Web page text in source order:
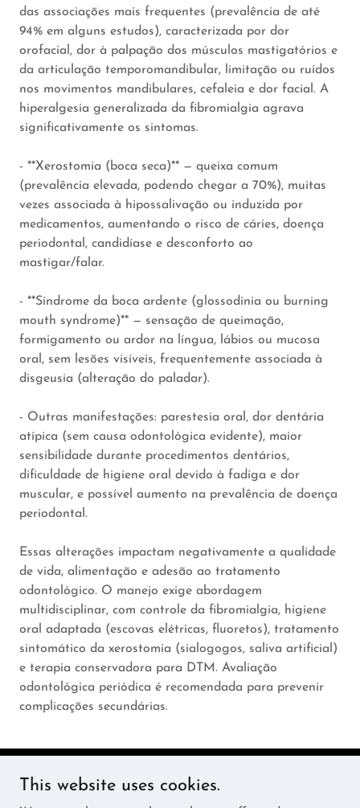
das associações mais frequentes (prevalência de até
94% em alguns estudos), caracterizada por dor
orofacial, dor à palpação dos músculos mastigatórios e
da articulação temporomandibular, limitação ou ruídos
nos movimentos mandibulares, cefaleia e dor facial. A
hiperalgesia generalizada da fibromialgia agrava
significativamente os sintomas.
- **Xerostomia (boca seca)** — queixa comum
(prevalência elevada, podendo chegar a 70%), muitas
vezes associada à hipossalivação ou induzida por
medicamentos, aumentando o risco de cáries, doença
periodontal, candidíase e desconforto ao
mastigar/falar.
- **Síndrome da boca ardente (glossodinia ou burning
mouth syndrome)** — sensação de queimação,
formigamento ou ardor na língua, lábios ou mucosa
oral, sem lesões visíveis, frequentemente associada à
disgeusia (alteração do paladar).
- Outras manifestações: parestesia oral, dor dentária
atípica (sem causa odontológica evidente), maior
sensibilidade durante procedimentos dentários,
dificuldade de higiene oral devido à fadiga e dor
muscular, e possível aumento na prevalência de doença
periodontal.
Essas alterações impactam negativamente a qualidade
de vida, alimentação e adesão ao tratamento
odontológico. O manejo exige abordagem
multidisciplinar, com controle da fibromialgia, higiene
oral adaptada (escovas elétricas, fluoretos), tratamento
sintomático da xerostomia (sialogogos, saliva artificial)
e terapia conservadora para DTM. Avaliação
odontológica periódica é recomendada para prevenir
complicações secundárias.
ARBO Odontologia Familiar
This website uses cookies.